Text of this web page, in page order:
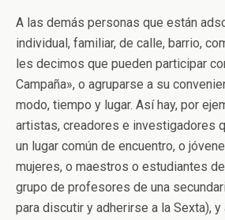
A las demás personas que están
individual, familiar, de calle, barrio,
les decimos que pueden participar
Campaña», o agruparse a su
modo, tiempo y lugar. Así hay, por
artistas, creadores e investigadores
un lugar común de encuentro, o
mujeres, o maestros o estudiantes
grupo de profesores de una
para discutir y adherirse a la Sexta),